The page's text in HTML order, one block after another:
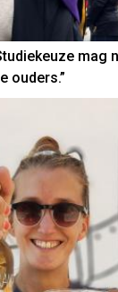
mag
ouders.”